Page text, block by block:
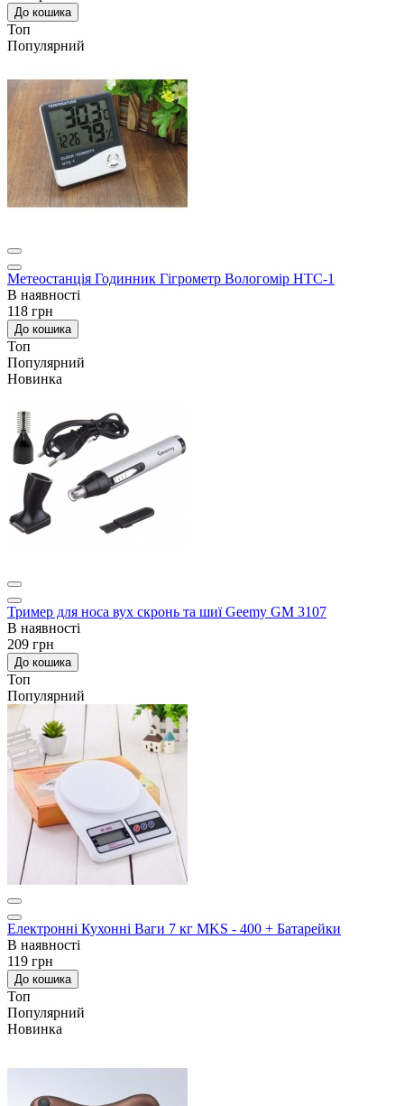
До кошика
Топ
Популярний
Метеостанція Годинник Гігрометр Вологомір HTC-1
В наявності
118 грн
До кошика
Топ
Популярний
Новинка
Тример для носа вух скронь та шиї Geemy GM 3107
В наявності
209 грн
До кошика
Топ
Популярний
Електронні Кухонні Ваги 7 кг MKS - 400 + Батарейки
В наявності
119 грн
До кошика
Топ
Популярний
Новинка